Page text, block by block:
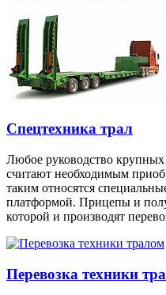
Спецтехника трал
Любое руководство
считают необходимым
таким относятся
платформой. Прицепы и
которой и производят
Перевозка техники